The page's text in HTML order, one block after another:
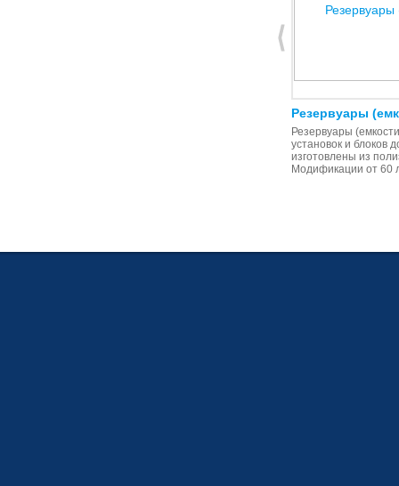
Резервуары
Резервуары
установок и блоков
изготовлены из
Модификации от 60